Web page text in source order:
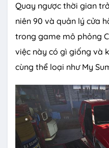
Quay ngược thời gian
niên 90 và quản lý cửa
trong game mô phỏng
việc này có gì giống và
cùng thể loại như My